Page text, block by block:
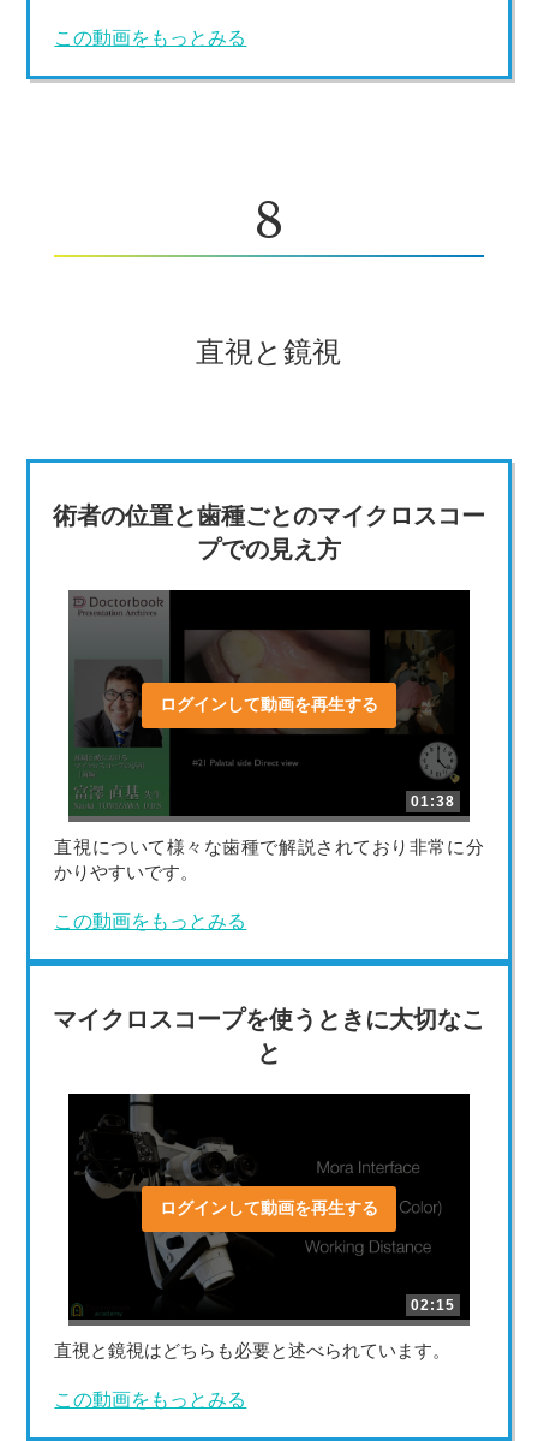
この動画をもっとみる
8
直視と鏡視
術者の位置と歯種ごとのマイクロスコー
プでの見え方
ログインして動画を再生する
01:38
直視について様々な歯種で解説されており非常に分
かりやすいです。
この動画をもっとみる
マイクロスコープを使うときに大切なこ
と
ログインして動画を再生する
02:15
直視と鏡視はどちらも必要と述べられています。
この動画をもっとみる